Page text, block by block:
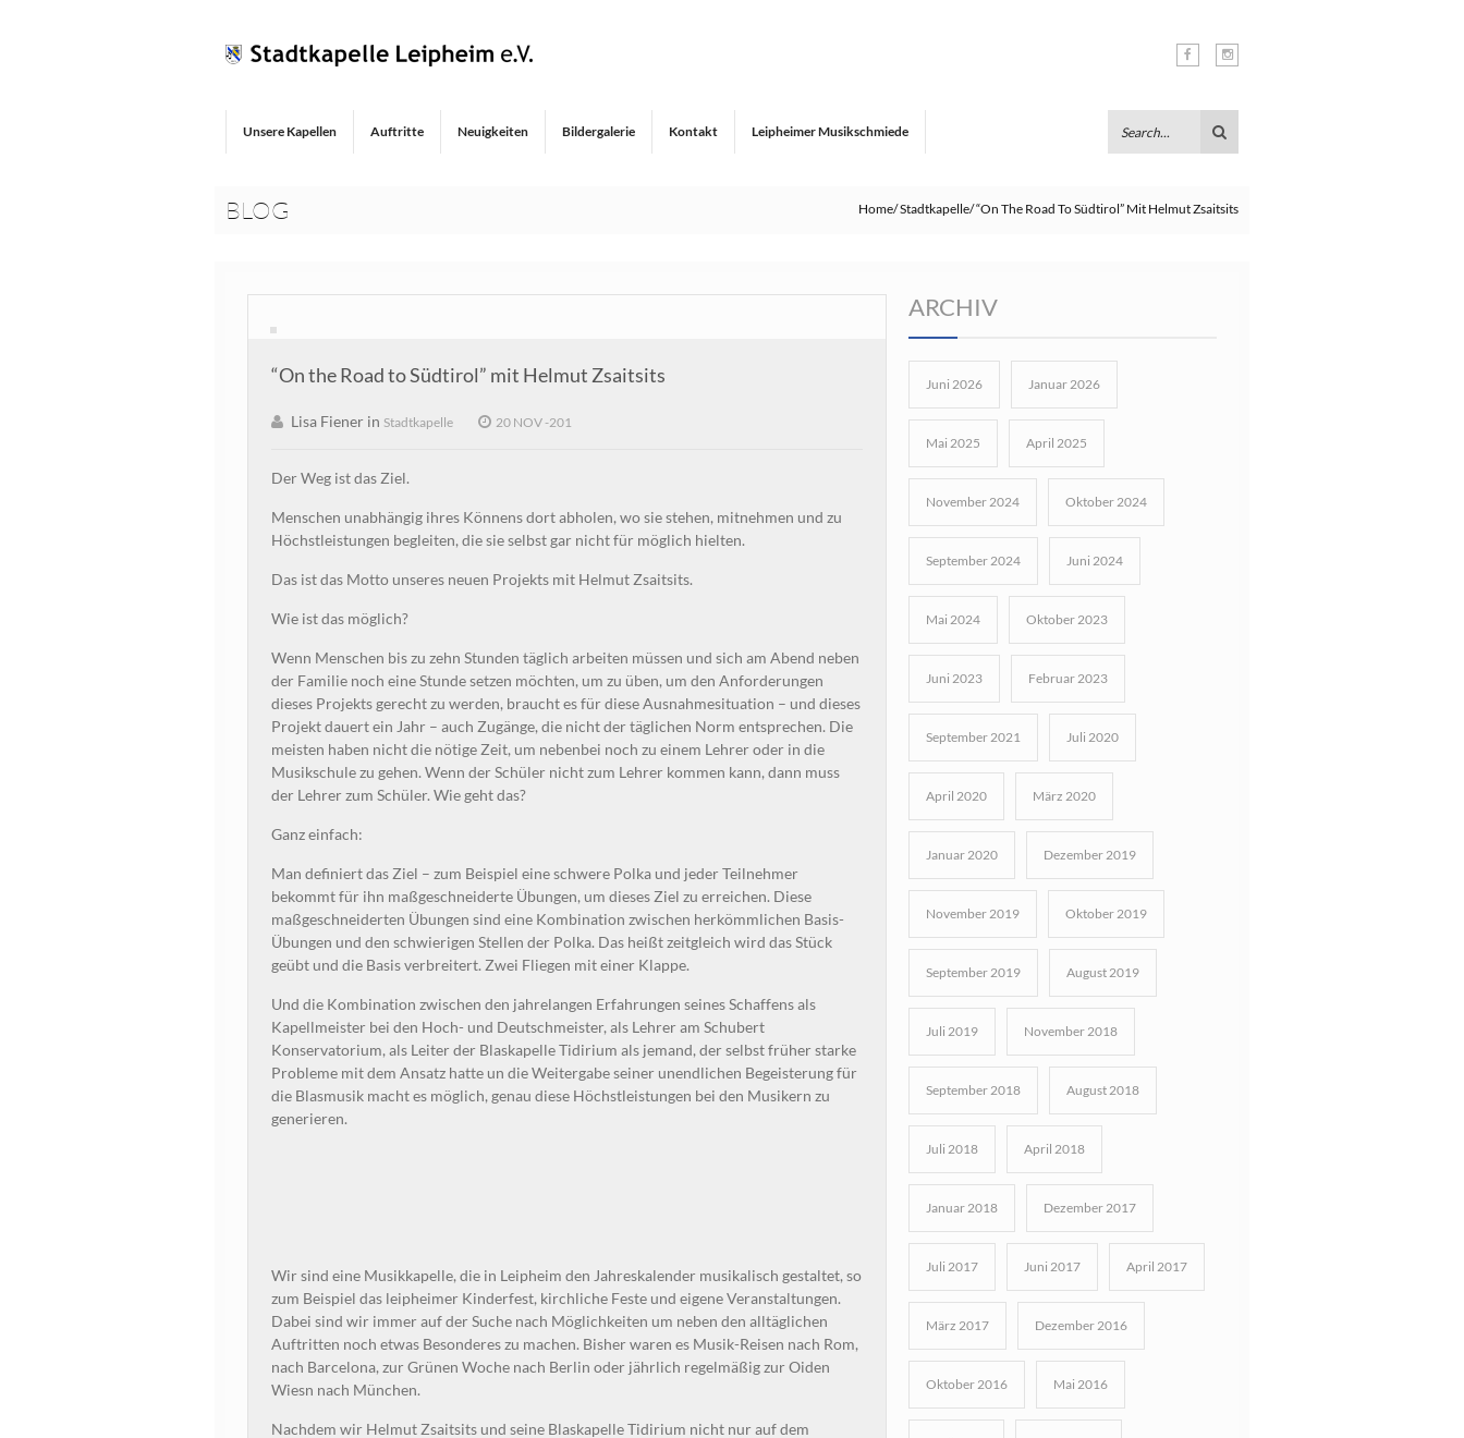
Unsere Kapellen Auftritte Neuigkeiten Bildergalerie Kontakt Leipheimer Musikschmiede
BLOG Home Stadtkapelle “On The Road To Südtirol” Mit Helmut Zsaitsits
“On the Road to Südtirol” mit Helmut Zsaitsits
Lisa Fiener in Stadtkapelle 20 NOV -201
Der Weg ist das Ziel.
Menschen unabhängig ihres Könnens dort abholen, wo sie stehen, mitnehmen und zu
Höchstleistungen begleiten, die sie selbst gar nicht für möglich hielten.
Das ist das Motto unseres neuen Projekts mit Helmut Zsaitsits.
Wie ist das möglich?
Wenn Menschen bis zu zehn Stunden täglich arbeiten müssen und sich am Abend neben
der Familie noch eine Stunde setzen möchten, um zu üben, um den Anforderungen
dieses Projekts gerecht zu werden, braucht es für diese Ausnahmesituation – und dieses
Projekt dauert ein Jahr – auch Zugänge, die nicht der täglichen Norm entsprechen. Die
meisten haben nicht die nötige Zeit, um nebenbei noch zu einem Lehrer oder in die
Musikschule zu gehen. Wenn der Schüler nicht zum Lehrer kommen kann, dann muss
der Lehrer zum Schüler. Wie geht das?
Ganz einfach:
Man definiert das Ziel – zum Beispiel eine schwere Polka und jeder Teilnehmer
bekommt für ihn maßgeschneiderte Übungen, um dieses Ziel zu erreichen. Diese
maßgeschneiderten Übungen sind eine Kombination zwischen herkömmlichen Basis-
Übungen und den schwierigen Stellen der Polka. Das heißt zeitgleich wird das Stück
geübt und die Basis verbreitert. Zwei Fliegen mit einer Klappe.
Und die Kombination zwischen den jahrelangen Erfahrungen seines Schaffens als
Kapellmeister bei den Hoch- und Deutschmeister, als Lehrer am Schubert
Konservatorium, als Leiter der Blaskapelle Tidirium als jemand, der selbst früher starke
Probleme mit dem Ansatz hatte un die Weitergabe seiner unendlichen Begeisterung für
die Blasmusik macht es möglich, genau diese Höchstleistungen bei den Musikern zu
generieren.
Wir sind eine Musikkapelle, die in Leipheim den Jahreskalender musikalisch gestaltet, so
zum Beispiel das leipheimer Kinderfest, kirchliche Feste und eigene Veranstaltungen.
Dabei sind wir immer auf der Suche nach Möglichkeiten um neben den alltäglichen
Auftritten noch etwas Besonderes zu machen. Bisher waren es Musik-Reisen nach Rom,
nach Barcelona, zur Grünen Woche nach Berlin oder jährlich regelmäßig zur Oiden
Wiesn nach München.
Nachdem wir Helmut Zsaitsits und seine Blaskapelle Tidirium nicht nur auf dem
ARCHIV
Juni 2026 Januar 2026
Mai 2025 April 2025
November 2024 Oktober 2024
September 2024 Juni 2024
Mai 2024 Oktober 2023
Juni 2023 Februar 2023
September 2021 Juli 2020
April 2020 März 2020
Januar 2020 Dezember 2019
November 2019 Oktober 2019
September 2019 August 2019
Juli 2019 November 2018
September 2018 August 2018
Juli 2018 April 2018
Januar 2018 Dezember 2017
Juli 2017 Juni 2017 April 2017
März 2017 Dezember 2016
Oktober 2016 Mai 2016